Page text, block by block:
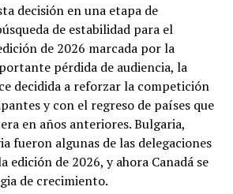
decisión en una etapa de
de estabilidad para el
de 2026 marcada por la
pérdida de audiencia, la
decidida a reforzar la competición
y con el regreso de países que
en años anteriores. Bulgaria,
fueron algunas de las delegaciones
edición de 2026, y ahora Canadá se
de crecimiento.